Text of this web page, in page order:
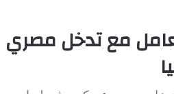
مع تدخل مصري